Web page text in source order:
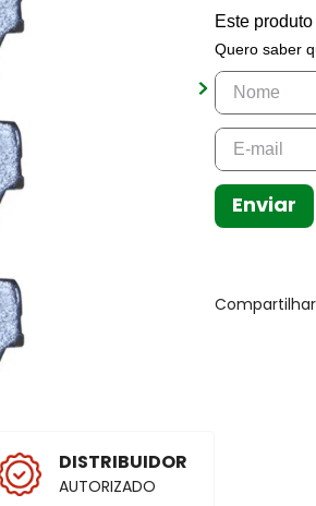
DISTRIBUIDOR
AUTORIZADO
Este
Quero saber
Enviar
Compartilhar